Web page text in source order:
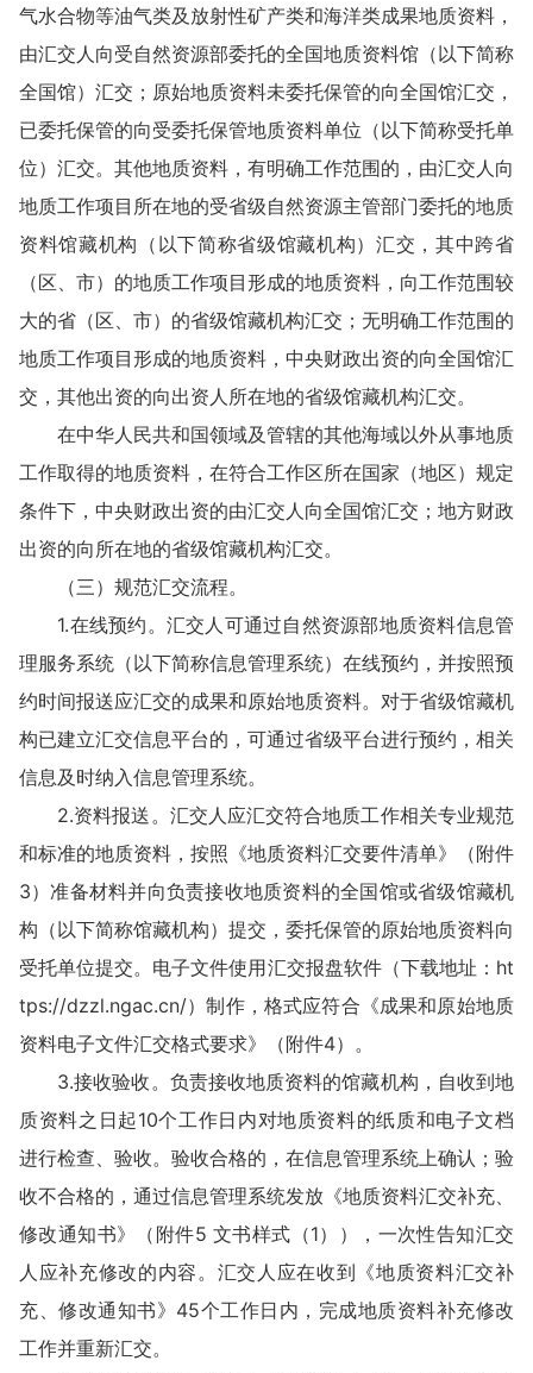
气水合物等油气类及放射性矿产类和海洋类成果地质资料，
由汇交人向受自然资源部委托的全国地质资料馆（以下简称
全国馆）汇交；原始地质资料未委托保管的向全国馆汇交，
已委托保管的向受委托保管地质资料单位（以下简称受托单
位）汇交。其他地质资料，有明确工作范围的，由汇交人向
地质工作项目所在地的受省级自然资源主管部门委托的地质
资料馆藏机构（以下简称省级馆藏机构）汇交，其中跨省
（区、市）的地质工作项目形成的地质资料，向工作范围较
大的省（区、市）的省级馆藏机构汇交；无明确工作范围的
地质工作项目形成的地质资料，中央财政出资的向全国馆汇
交，其他出资的向出资人所在地的省级馆藏机构汇交。
在中华人民共和国领域及管辖的其他海域以外从事地质
工作取得的地质资料，在符合工作区所在国家（地区）规定
条件下，中央财政出资的由汇交人向全国馆汇交；地方财政
出资的向所在地的省级馆藏机构汇交。
（三）规范汇交流程。
1.在线预约。汇交人可通过自然资源部地质资料信息管
理服务系统（以下简称信息管理系统）在线预约，并按照预
约时间报送应汇交的成果和原始地质资料。对于省级馆藏机
构已建立汇交信息平台的，可通过省级平台进行预约，相关
信息及时纳入信息管理系统。
2.资料报送。汇交人应汇交符合地质工作相关专业规范
和标准的地质资料，按照《地质资料汇交要件清单》（附件
3）准备材料并向负责接收地质资料的全国馆或省级馆藏机
构（以下简称馆藏机构）提交，委托保管的原始地质资料向
受托单位提交。电子文件使用汇交报盘软件（下载地址：ht
tps://dzzl.ngac.cn/）制作，格式应符合《成果和原始地质
资料电子文件汇交格式要求》（附件4）。
3.接收验收。负责接收地质资料的馆藏机构，自收到地
质资料之日起10个工作日内对地质资料的纸质和电子文档
进行检查、验收。验收合格的，在信息管理系统上确认；验
收不合格的，通过信息管理系统发放《地质资料汇交补充、
修改通知书》（附件5 文书样式（1）），一次性告知汇交
人应补充修改的内容。汇交人应在收到《地质资料汇交补
充、修改通知书》45个工作日内，完成地质资料补充修改
工作并重新汇交。